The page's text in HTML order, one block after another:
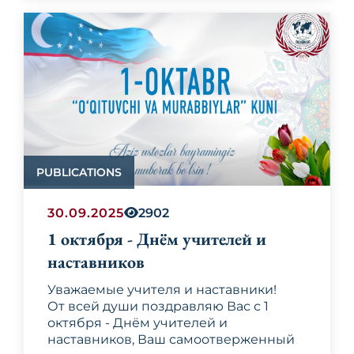
министр культуры Азербайджана
Адиль Керимли, глава
исполнительной власти Габалинского
района Сабухи Абдуллаев и другие
официальные лица.
В соответствии с программой
пребывания завтра, 7 октября, глава
нашего государства примет участие в
официальных мероприятиях саммита
Организации тюркских государств.
PUBLICATIONS
30.09.2025 2902
1 октября - Днём учителей и
наставников
Уважаемые учителя и наставники!
От всей души поздравляю Вас с 1
октября - Днём учителей и
наставников, Ваш самоотверженный